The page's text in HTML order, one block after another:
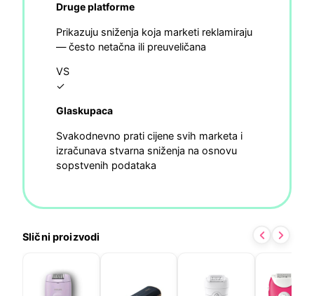
Druge platforme
Prikazuju sniženja koja marketi reklamiraju
— često netačna ili preuveličana
VS
✓
Glaskupaca
Svakodnevno prati cijene svih marketa i
izračunava stvarna sniženja na osnovu
sopstvenih podataka
Slični proizvodi